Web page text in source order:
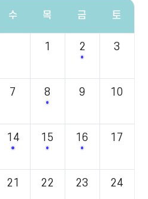
수 목 금 토
1 2
2기 로컬크리
3
7 8
2기 주민연구반 OT
9 10
정원 아카데미 교육생 모집
14
4기 휴피움 2단계 선정 단체
15
3기 힐링콘텐츠 맞춤
16
4기 휴피움
17
링콘텐츠 맞춤드림사업 선정
21 22 23 24